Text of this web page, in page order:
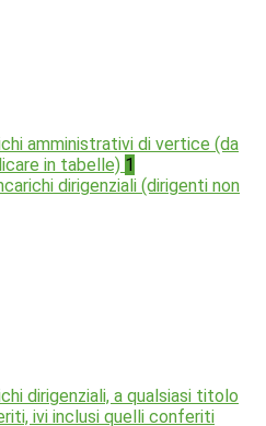
amministrativi di vertice (da
in tabelle) 1
dirigenziali (dirigenti non
dirigenziali, a qualsiasi titolo
ivi inclusi quelli conferiti